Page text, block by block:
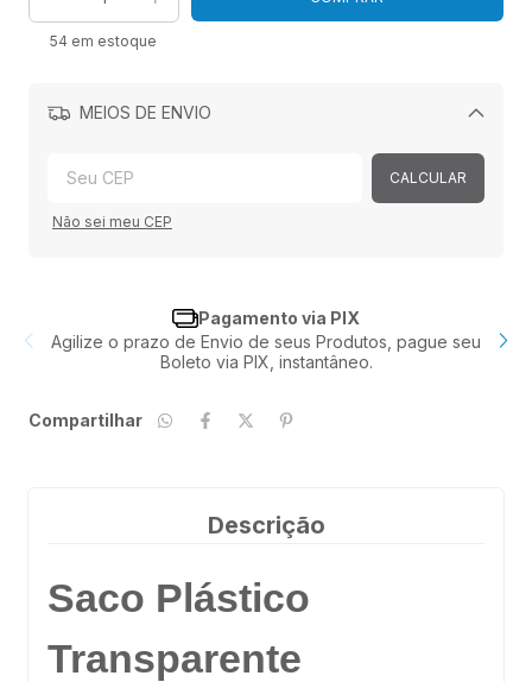
54 em estoque
MEIOS DE ENVIO
Alterar CEP
CALCULAR
Não sei meu CEP
Pagamento via PIX
Agilize o prazo de Envio de seus Produtos, pague seu
Boleto via PIX, instantâneo.
Compartilhar
Descrição
Saco Plástico
Transparente